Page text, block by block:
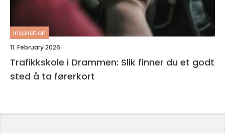
inspiration
11. February 2026
Trafikkskole i Drammen: Slik finner du et godt
sted å ta førerkort